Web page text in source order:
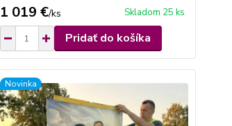
1 019 €/ks Skladom 25 ks
Pridať do košíka
Novinka